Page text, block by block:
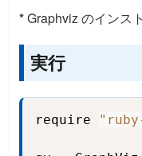
*Graphviz のインス
実行
require